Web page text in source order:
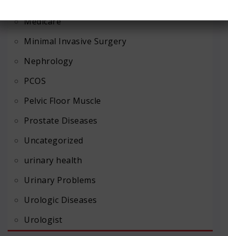
Medicare
Minimal Invasive Surgery
Nephrology
PCOS
Pelvic Floor Muscle
Prostate Diseases
Uncategorized
urinary health
Urinary Problems
Urologic Diseases
Urologist